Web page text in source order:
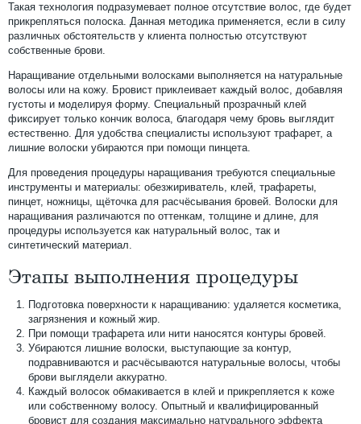
Такая технология подразумевает полное отсутствие волос, где будет
прикрепляться полоска. Данная методика применяется, если в силу
различных обстоятельств у клиента полностью отсутствуют
собственные брови.
Наращивание отдельными волосками выполняется на натуральные
волосы или на кожу. Бровист приклеивает каждый волос, добавляя
густоты и моделируя форму. Специальный прозрачный клей
фиксирует только кончик волоса, благодаря чему бровь выглядит
естественно. Для удобства специалисты используют трафарет, а
лишние волоски убираются при помощи пинцета.
Для проведения процедуры наращивания требуются специальные
инструменты и материалы: обезжириватель, клей, трафареты,
пинцет, ножницы, щёточка для расчёсывания бровей. Волоски для
наращивания различаются по оттенкам, толщине и длине, для
процедуры используется как натуральный волос, так и
синтетический материал.
Этапы выполнения процедуры
Подготовка поверхности к наращиванию: удаляется косметика,
загрязнения и кожный жир.
При помощи трафарета или нити наносятся контуры бровей.
Убираются лишние волоски, выступающие за контур,
подравниваются и расчёсываются натуральные волосы, чтобы
брови выглядели аккуратно.
Каждый волосок обмакивается в клей и прикрепляется к коже
или собственному волосу. Опытный и квалифицированный
бровист для создания максимально натурального эффекта